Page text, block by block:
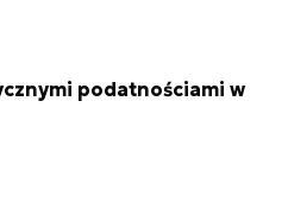
podatnościami w